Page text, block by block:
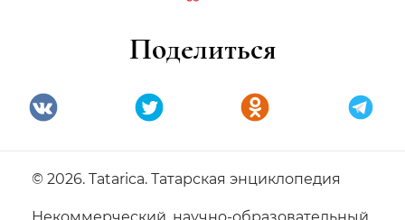
Поделиться
© 2026. Tatarica. Татарская энциклопедия